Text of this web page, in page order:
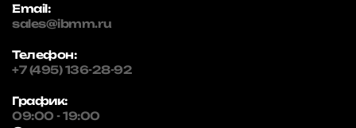
Email:
sales@ibmm.ru
Телефон:
+7 (495) 136-28-92
График:
09:00 - 19:00